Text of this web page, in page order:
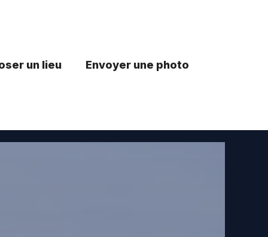
un lieu Envoyer une photo